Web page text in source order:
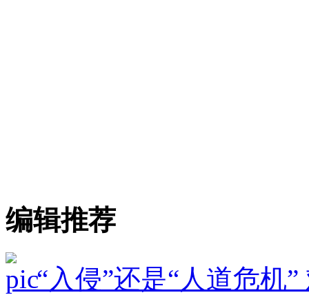
编辑推荐
“入侵”还是“人道危机